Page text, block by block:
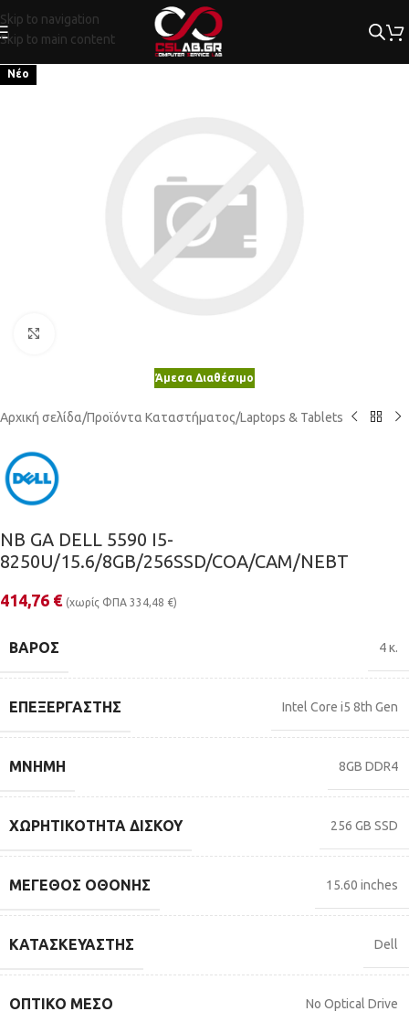
Skip to navigation
Skip to main content
Νέο
Άμεσα Διαθέσιμο
Αρχική σελίδα/Προϊόντα Καταστήματος/Laptops & Tablets
NB GA DELL 5590 I5-
8250U/15.6/8GB/256SSD/COA/CAM/NEBT
414,76 € (χωρίς ΦΠΑ 334,48 €)
ΒΆΡΟΣ 4 κ.
ΕΠΕΞΕΡΓΑΣΤΉΣ Intel Core i5 8th Gen
ΜΝΉΜΗ 8GB DDR4
ΧΩΡΗΤΙΚΌΤΗΤΑ ΔΊΣΚΟΥ 256 GB SSD
ΜΈΓΕΘΟΣ ΟΘΌΝΗΣ 15.60 inches
ΚΑΤΑΣΚΕΥΑΣΤΉΣ Dell
ΟΠΤΙΚΌ ΜΈΣΟ No Optical Drive